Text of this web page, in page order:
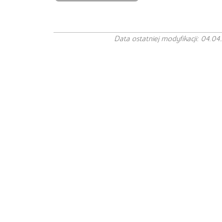
Data ostatniej modyfikacji: